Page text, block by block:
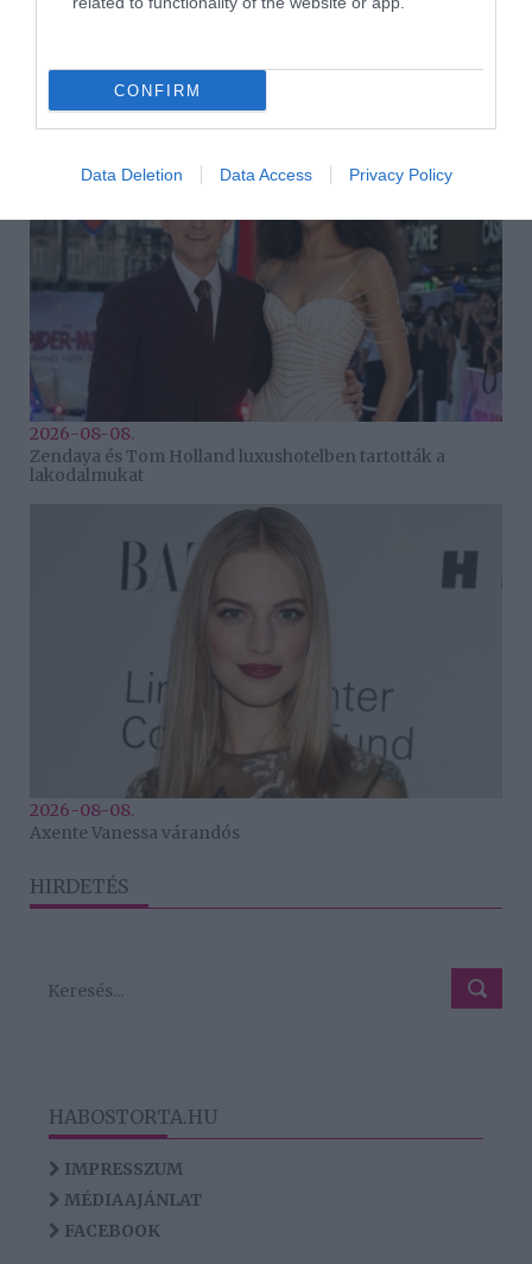
CONFIRM
Data Deletion Data Access Privacy Policy
Takácsatka elleni védekezés kánikulában: így mentheted
meg a növényeidet
2026-08-08.
Zendaya és Tom Holland luxushotelben tartották a
lakodalmukat
2026-08-08.
Axente Vanessa várandós
HIRDETÉS
HABOSTORTA.HU
IMPRESSZUM
MÉDIAAJÁNLAT
FACEBOOK